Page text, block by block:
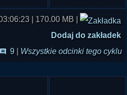
UFO akta nie
Czy po
możemy
| 170.00 MB |
Dodaj do zakładek
9
Wszystkie odcinki tego cyklu